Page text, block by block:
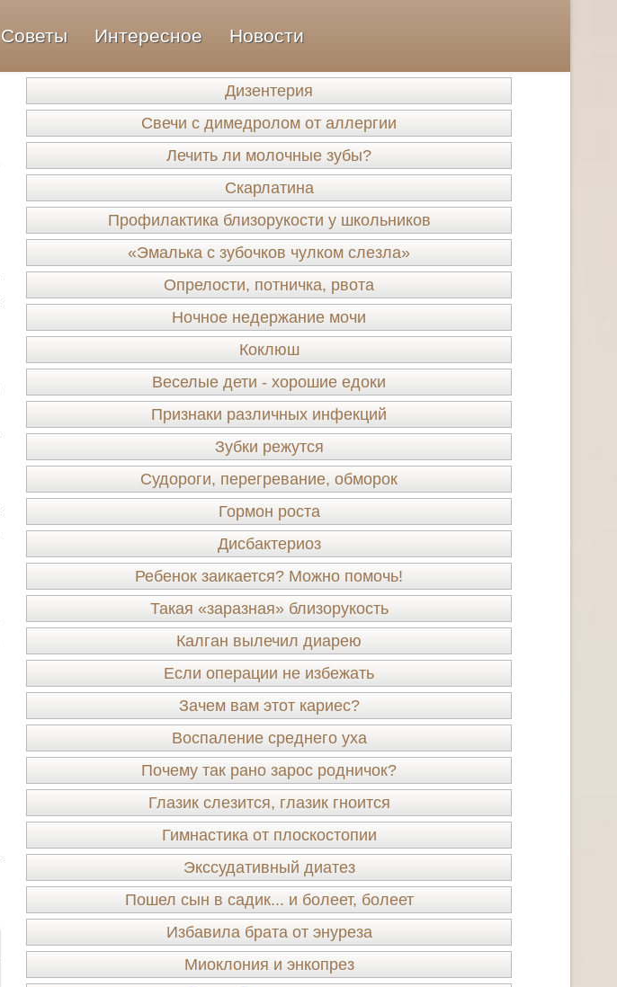
Советы Интересное Новости
Дизентерия
Свечи с димедролом от аллергии
Лечить ли молочные зубы?
Скарлатина
Профилактика близорукости у школьников
«Эмалька с зубочков чулком слезла»
Опрелости, потничка, рвота
Ночное недержание мочи
Коклюш
Веселые дети - хорошие едоки
Признаки различных инфекций
Зубки режутся
Судороги, перегревание, обморок
Гормон роста
Дисбактериоз
Ребенок заикается? Можно помочь!
Такая «заразная» близорукость
Калган вылечил диарею
Если операции не избежать
Зачем вам этот кариес?
Воспаление среднего уха
Почему так рано зарос родничок?
Глазик слезится, глазик гноится
Гимнастика от плоскостопии
Экссудативный диатез
Пошел сын в садик... и болеет, болеет
Избавила брата от энуреза
Миоклония и энкопрез